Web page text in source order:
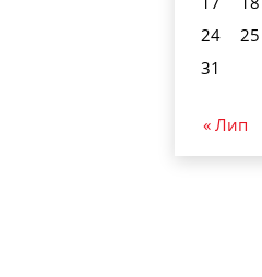
24
25
31
« Лип